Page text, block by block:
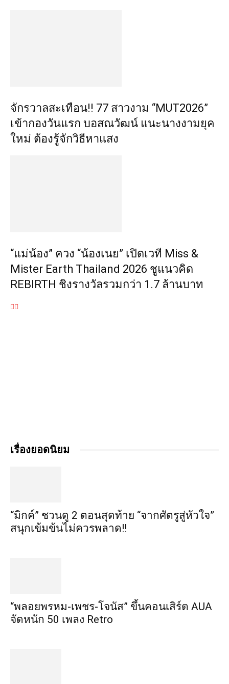
จักรวาลสะเทือน!! 77 สาวงาม “MUT2026”
เข้ากองวันแรก บอสณวัฒน์ แนะนางงามยุค
ใหม่ ต้องรู้จักวิธีหาแสง
“แม่น้อง” ควง “น้องเนย” เปิดเวที Miss &
Mister Earth Thailand 2026 ชูแนวคิด
REBIRTH ชิงรางวัลรวมกว่า 1.7 ล้านบาท
เรื่องยอดนิยม
“มิกค์” ชวนดู 2 ตอนสุดท้าย “จากศัตรูสู่หัวใจ”
สนุกเข้มข้นไม่ควรพลาด!!
“พลอยพรหม-เพชร-โจนัส” ขึ้นคอนเสิร์ต AUA
จัดหนัก 50 เพลง Retro